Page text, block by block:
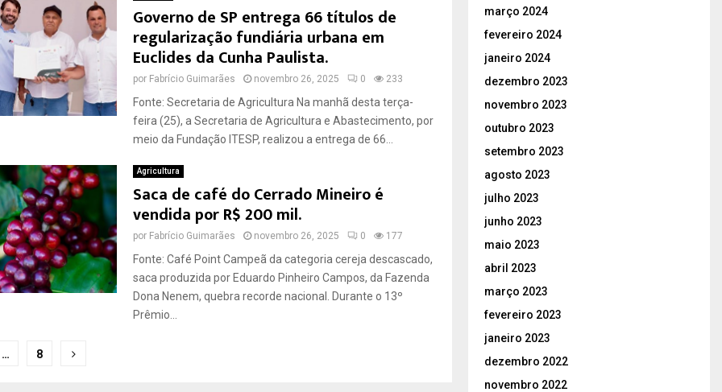
Governo de SP entrega 66 títulos de
regularização fundiária urbana em
Euclides da Cunha Paulista.
por Fabrício Guimarães novembro 26, 2025 0 233
Fonte: Secretaria de Agricultura Na manhã desta terça-
feira (25), a Secretaria de Agricultura e Abastecimento, por
meio da Fundação ITESP, realizou a entrega de 66...
Agricultura
Saca de café do Cerrado Mineiro é
vendida por R$ 200 mil.
por Fabrício Guimarães novembro 26, 2025 0 177
Fonte: Café Point Campeã da categoria cereja descascado,
saca produzida por Eduardo Pinheiro Campos, da Fazenda
Dona Nenem, quebra recorde nacional. Durante o 13º
Prêmio...
… 8
março 2024
fevereiro 2024
janeiro 2024
dezembro 2023
novembro 2023
outubro 2023
setembro 2023
agosto 2023
julho 2023
junho 2023
maio 2023
abril 2023
março 2023
fevereiro 2023
janeiro 2023
dezembro 2022
novembro 2022